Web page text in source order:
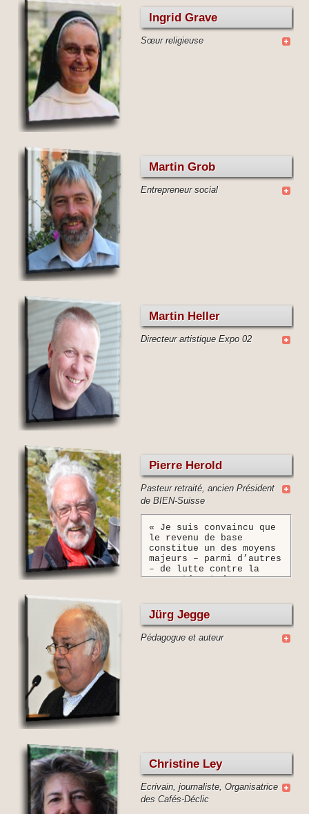
Ingrid Grave
Sœur religieuse
Martin Grob
Entrepreneur social
Martin Heller
Directeur artistique Expo 02
Pierre Herold
Pasteur retraité, ancien Président
de BIEN-Suisse
« Je suis convaincu que
le revenu de base
constitue un des moyens
majeurs – parmi d’autres
– de lutte contre la
pauvreté, et de
des biens et de la
richesse que la société
Jürg Jegge
Pédagogue et auteur
Christine Ley
Ecrivain, journaliste, Organisatrice
des Cafés-Déclic